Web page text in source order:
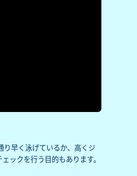
り早く泳げているか、高くジ
ックを行う目的もあります。